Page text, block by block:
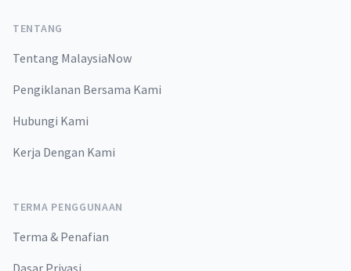
TENTANG
Tentang MalaysiaNow
Pengiklanan Bersama Kami
Hubungi Kami
Kerja Dengan Kami
TERMA PENGGUNAAN
Terma & Penafian
Dasar Privasi